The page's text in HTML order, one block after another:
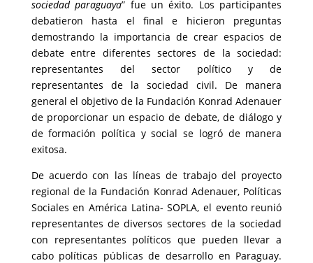
sociedad paraguaya” fue un éxito. Los participantes
debatieron hasta el final e hicieron preguntas
demostrando la importancia de crear espacios de
debate entre diferentes sectores de la sociedad:
representantes del sector político y de
representantes de la sociedad civil. De manera
general el objetivo de la Fundación Konrad Adenauer
de proporcionar un espacio de debate, de diálogo y
de formación política y social se logró de manera
exitosa.
De acuerdo con las líneas de trabajo del proyecto
regional de la Fundación Konrad Adenauer, Políticas
Sociales en América Latina- SOPLA, el evento reunió
representantes de diversos sectores de la sociedad
con representantes políticos que pueden llevar a
cabo políticas públicas de desarrollo en Paraguay.